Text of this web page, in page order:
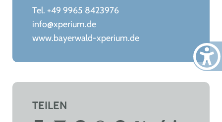
Tel. +49 9965 8423976
info@xperium.de
www.bayerwald-xperium.de
TEILEN